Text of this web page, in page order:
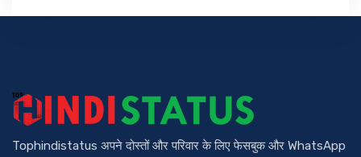
Tophindistatus अपने दोस्तों और परिवार के लिए फेसबुक और WhatsApp